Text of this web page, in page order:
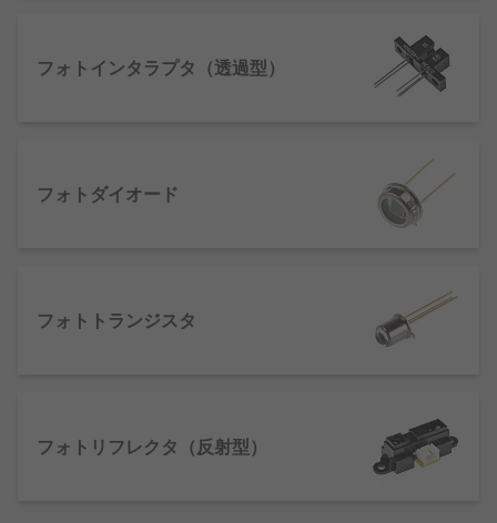
サは、障害の報告及び表示のために遮断され
たことを検知する、ミラーと光ビームで構成
を向上させるために使用されます。また、回
路を共存させ、途切れや信号干渉なしで通信
当社では、さまざまなオプトカプラ、光検出器に加
フォトインタラプタ（透過型）
フォトダイオード
フォトトランジスタ
フォトリフレクタ（反射型）